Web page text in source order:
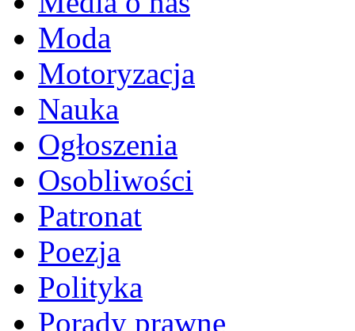
Moda
Motoryzacja
Nauka
Ogłoszenia
Osobliwości
Patronat
Poezja
Polityka
Porady prawne